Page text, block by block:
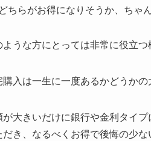
どちらがお得になりそうか、ちゃ
ような方にとっては非常に役立つ
入は一生に一度あるかどうかの
が大きいだけに銀行や金利タイ
だき、なるべくお得で後悔の少な